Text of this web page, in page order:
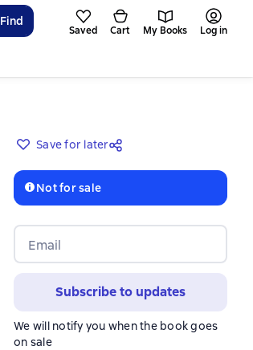
Find
Saved Cart My Books Log in
Save for later
Not for sale
Email
Subscribe to updates
We will notify you when the book goes
on sale